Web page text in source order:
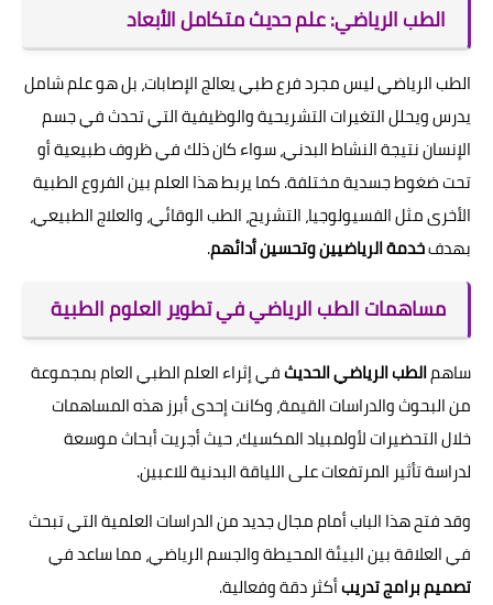
الطب الرياضي: علم حديث متكامل الأبعاد
الطب الرياضي ليس مجرد فرع طبي يعالج الإصابات، بل هو علم شامل
يدرس ويحلل التغيرات التشريحية والوظيفية التي تحدث في جسم
الإنسان نتيجة النشاط البدني، سواء كان ذلك في ظروف طبيعية أو
تحت ضغوط جسدية مختلفة. كما يربط هذا العلم بين الفروع الطبية
الأخرى مثل الفسيولوجيا، التشريح، الطب الوقائي، والعلاج الطبيعي،
بهدفخدمة الرياضيين وتحسين أدائهم.
مساهمات الطب الرياضي في تطوير العلوم الطبية
ساهمالطب الرياضي الحديثفي إثراء العلم الطبي العام بمجموعة
من البحوث والدراسات القيمة، وكانت إحدى أبرز هذه المساهمات
خلال التحضيرات لأولمبياد المكسيك، حيث أجريت أبحاث موسعة
لدراسة تأثير المرتفعات على اللياقة البدنية للاعبين.
وقد فتح هذا الباب أمام مجال جديد من الدراسات العلمية التي تبحث
في العلاقة بين البيئة المحيطة والجسم الرياضي، مما ساعد في
تصميم برامج تدريبأكثر دقة وفعالية.